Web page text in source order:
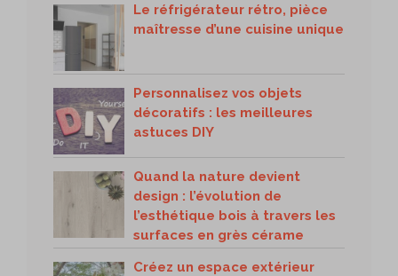
Le réfrigérateur rétro, pièce
maîtresse d’une cuisine unique
Personnalisez vos objets
décoratifs : les meilleures
astuces DIY
Quand la nature devient
design : l’évolution de
l’esthétique bois à travers les
surfaces en grès cérame
Créez un espace extérieur